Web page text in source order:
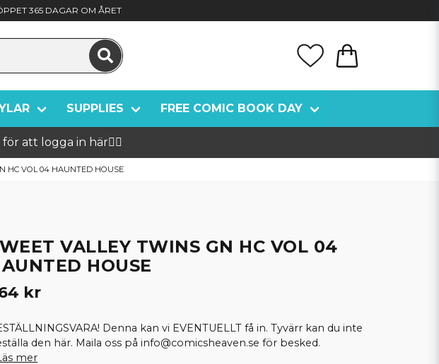
365 DAGAR OM ÅRET
SUPPLIES FREE COMIC BOOK DAY
att logga in här🦸‍♂️
HC VOL 04 HAUNTED HOUSE
VALLEY TWINS GN HC VOL 04
HOUSE
kr
Denna kan vi EVENTUELLT få in. Tyvärr kan du inte
den här. Maila oss på info@comicsheaven.se för besked.
mer